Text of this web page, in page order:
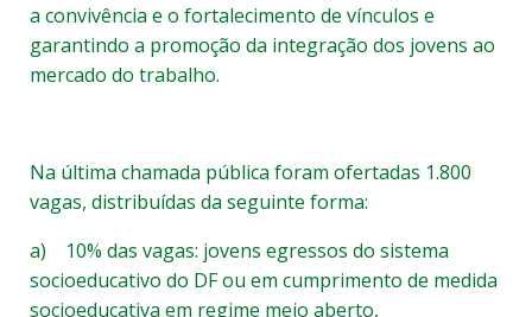
a convivência e o fortalecimento de vínculos e
garantindo a promoção da integração dos jovens ao
mercado do trabalho.
Na última chamada pública foram ofertadas 1.800
vagas, distribuídas da seguinte forma:
a) 10% das vagas: jovens egressos do sistema
socioeducativo do DF ou em cumprimento de medida
socioeducativa em regime meio aberto,